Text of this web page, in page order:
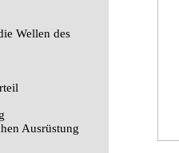
Wellen des
Ausrüstung